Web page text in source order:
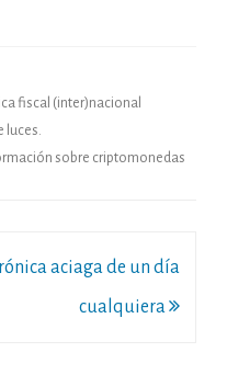
fiscal (inter)nacional
luces.
sobre criptomonedas
aciaga de un día
cualquiera